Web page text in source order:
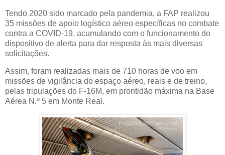
Tendo 2020 sido marcado pela pandemia, a FAP realizou
35 missões de apoio logístico aéreo específicas no combate
contra a COVID-19, acumulando com o funcionamento do
dispositivo de alerta para dar resposta às mais diversas
solicitações.
Assim, foram realizadas mais de 710 horas de voo em
missões de vigilância do espaço aéreo, reais e de treino,
pelas tripulações do F-16M, em prontidão máxima na Base
Aérea N.º 5 em Monte Real.